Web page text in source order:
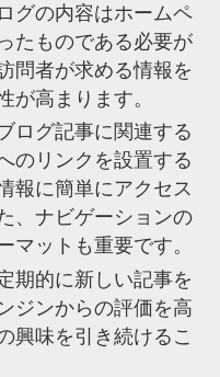
グの内容はホームペ
たものである必要が
問者が求める情報を
が高まります。
ログ記事に関連する
のリンクを設置する
報に簡単にアクセス
、ナビゲーションの
マットも重要です。
期的に新しい記事を
ジンからの評価を高
興味を引き続けるこ